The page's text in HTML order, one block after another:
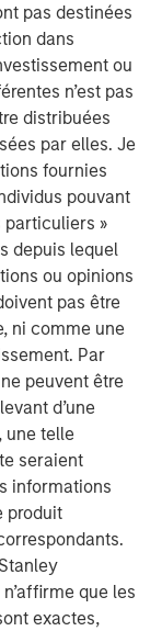
pas destinées
dans
ou
n’est pas
distribuées
par elles. Je
fournies
pouvant
particuliers »
depuis lequel
ou opinions
pas être
ni comme une
Par
peuvent être
d’une
une telle
seraient
informations
produit
que les
exactes,
making, and
but focus
industry.
Crowd
Stock